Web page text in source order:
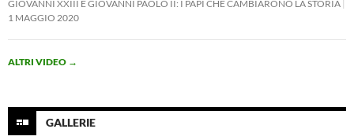
GIOVANNI XXIII E GIOVANNI PAOLO II: I PAPI CHE CAMBIARONO LA STORIA
1 MAGGIO 2020
ALTRI VIDEO →
GALLERIE